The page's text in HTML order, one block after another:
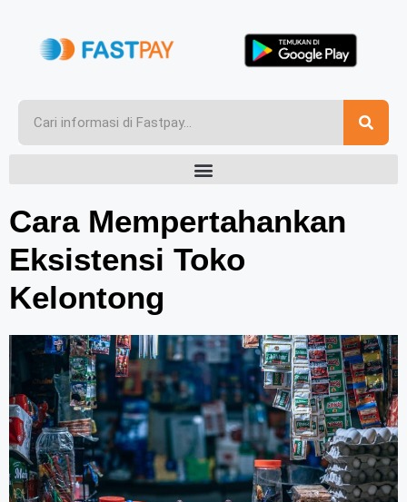
Cara Mempertahankan
Eksistensi Toko
Kelontong